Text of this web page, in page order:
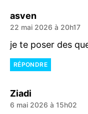
asvendit :
22 mai 2026 à 20h17
je te poser des
RÉPONDRE
Ziadi
6 mai 2026 à 15h02